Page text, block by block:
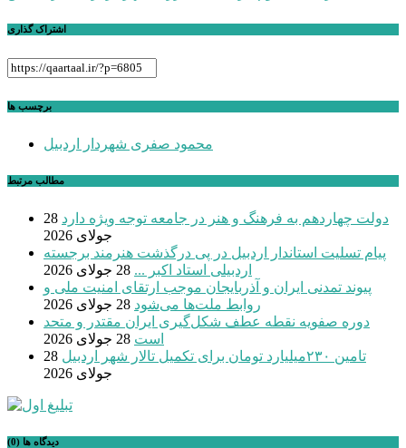
اشتراک گذاری
برچسب ها
محمود صفری شهردار اردبیل
مطالب مرتبط
دولت چهاردهم به فرهنگ و هنر در جامعه توجه ویژه دارد 28
جولای 2026
پیام تسلیت استاندار اردبیل در پی درگذشت هنرمند برجسته
اردبیلی استاد اکبر ... 28 جولای 2026
پیوند تمدنی ایران و آذربایجان موجب ارتقای امنیت ملی و
روابط ملت‌ها می‌شود 28 جولای 2026
دوره صفویه نقطه عطف شکل‌گیری ایران مقتدر و متحد
است 28 جولای 2026
تامین ۲۳۰میلیارد تومان برای تکمیل تالار شهر اردبیل
28
جولای 2026
دیدگاه ها (0)